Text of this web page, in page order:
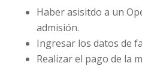
Haber asisitdo a un
admisión.
Ingresar los datos de
Realizar el pago de la